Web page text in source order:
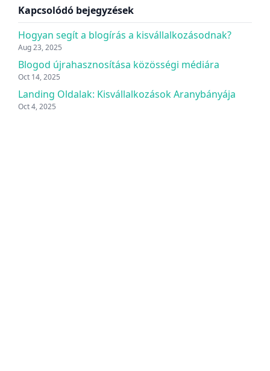
Kapcsolódó bejegyzések
Hogyan segít a blogírás a kisvállalkozásodnak?
Aug 23, 2025
Blogod újrahasznosítása közösségi médiára
Oct 14, 2025
Landing Oldalak: Kisvállalkozások Aranybányája
Oct 4, 2025